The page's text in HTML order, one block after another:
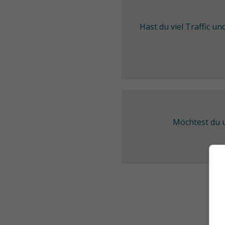
Hast du viel Traffic
Möchtest du